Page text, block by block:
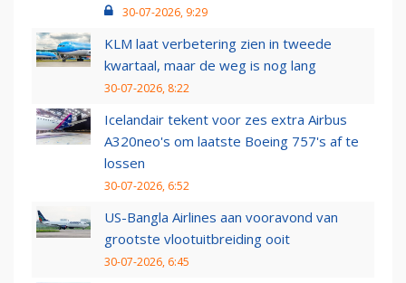
30-07-2026, 9:29
KLM laat verbetering zien in tweede
kwartaal, maar de weg is nog lang
30-07-2026, 8:22
Icelandair tekent voor zes extra Airbus
A320neo's om laatste Boeing 757's af te
lossen
30-07-2026, 6:52
US-Bangla Airlines aan vooravond van
grootste vlootuitbreiding ooit
30-07-2026, 6:45